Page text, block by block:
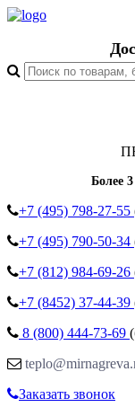
Более
+7 (495) 798-27-55
+7 (495) 790-50-34
+7 (812) 984-69-26
+7 (8452) 37-44-39
8 (800) 444-73-69
Заказать звонок